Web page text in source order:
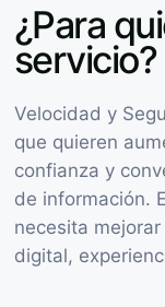
¿Para
servicio?
Velocidad y
que quieren
confianza y
de información.
necesita
digital,